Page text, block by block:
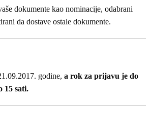
dokumente kao nominacije, odabrani
da dostave ostale dokumente.
godine, a rok za prijavu je do
15 sati.